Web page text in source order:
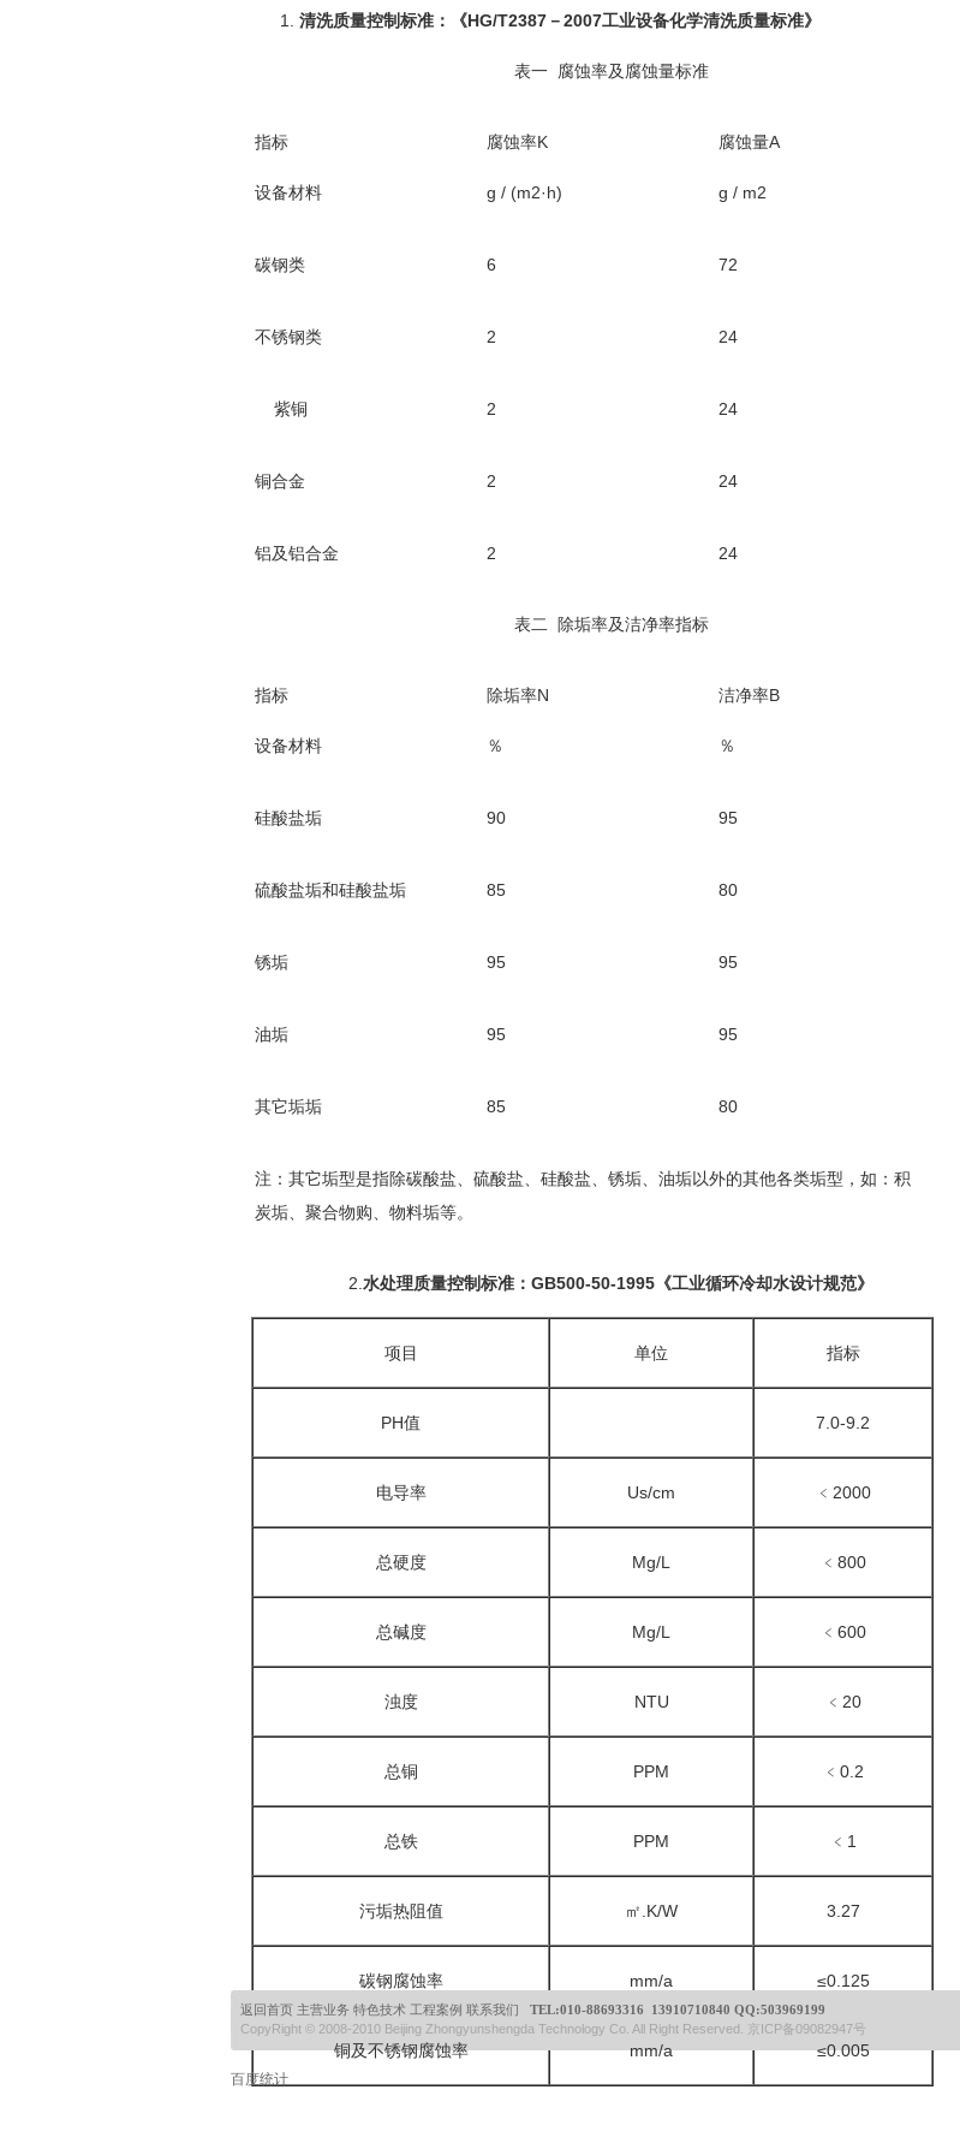
清洗质量控制标准：《HG/T2387－2007工业设备化学清洗质量标准》
表一 腐蚀率及腐蚀量标准
指标
设备材料
腐蚀率K
g / (m2·h)
腐蚀量A
g / m2
碳钢类 6 72
不锈钢类 2 24
紫铜 2 24
铜合金 2 24
铝及铝合金 2 24
表二 除垢率及洁净率指标
指标
设备材料
除垢率N
％
洁净率B
％
硅酸盐垢 90 95
硫酸盐垢和硅酸盐垢 85 80
锈垢 95 95
油垢 95 95
其它垢垢 85 80
注：其它垢型是指除碳酸盐、硫酸盐、硅酸盐、锈垢、油垢以外的其他各类垢型，如：积
炭垢、聚合物购、物料垢等。
2. 水处理质量控制标准：GB500-50-1995《工业循环冷却水设计规范》
项目 单位 指标
PH值 7.0-9.2
电导率 Us/cm ﹤2000
总硬度 Mg/L ﹤800
总碱度 Mg/L ﹤600
浊度 NTU ﹤20
总铜 PPM ﹤0.2
总铁 PPM ﹤1
污垢热阻值 ㎡.K/W 3.27
碳钢腐蚀率 mm/a ≤0.125
铜及不锈钢腐蚀率 mm/a ≤0.005
返回首页 主营业务 特色技术 工程案例 联系我们 TEL:010-88693316 13910710840 QQ:503969199
CopyRight © 2008-2010 Beijing Zhongyunshengda Technology Co. All Right Reserved. 京ICP备09082947号
百度统计